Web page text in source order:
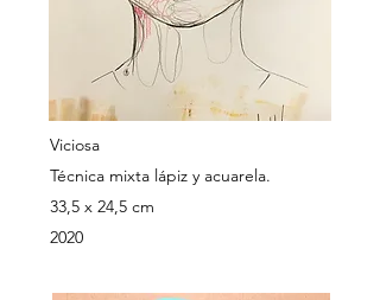
Viciosa
Técnica mixta lápiz y acuarela.
33,5 x 24,5 cm
2020